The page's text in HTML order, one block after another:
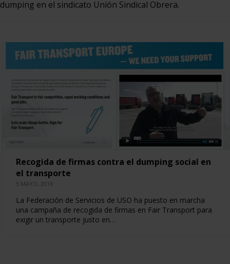
dumping en el sindicato Unión Sindical Obrera.
Recogida de firmas contra el dumping social en
el transporte
5 MAYO, 2016
La Federación de Servicios de USO ha puesto en marcha
una campaña de recogida de firmas en Fair Transport para
exigir un transporte justo en…